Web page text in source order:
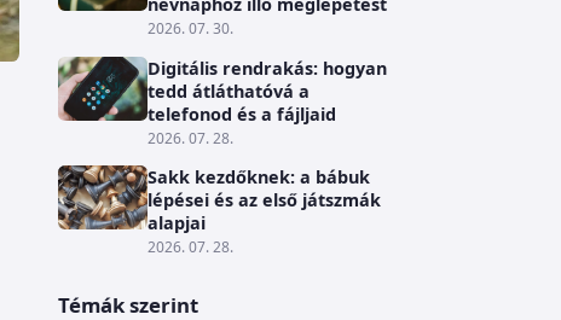
névnaphoz illő meglepetést
2026. 07. 30.
Digitális rendrakás: hogyan
tedd átláthatóvá a
telefonod és a fájljaid
2026. 07. 28.
Sakk kezdőknek: a bábuk
lépései és az első játszmák
alapjai
2026. 07. 28.
Témák szerint